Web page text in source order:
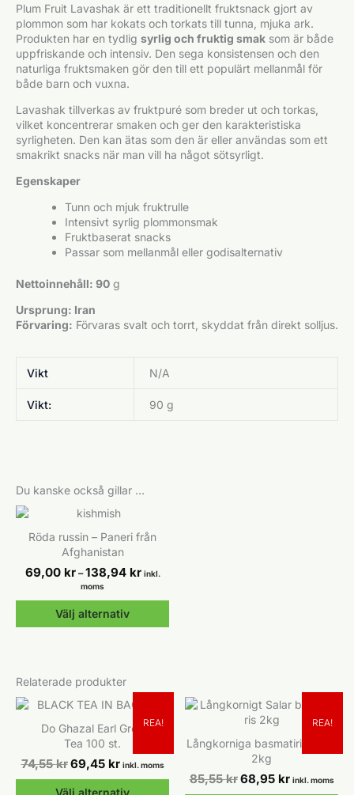
Plum Fruit Lavashak är ett traditionellt fruktsnack gjort av
plommon som har kokats och torkats till tunna, mjuka ark.
Produkten har en tydlig syrlig och fruktig smak som är både
uppfriskande och intensiv. Den sega konsistensen och den
naturliga fruktsmaken gör den till ett populärt mellanmål för
både barn och vuxna.
Lavashak tillverkas av fruktpuré som breder ut och torkas,
vilket koncentrerar smaken och ger den karakteristiska
syrligheten. Den kan ätas som den är eller användas som ett
smakrikt snacks när man vill ha något sötsyrligt.
Egenskaper
Tunn och mjuk fruktrulle
Intensivt syrlig plommonsmak
Fruktbaserat snacks
Passar som mellanmål eller godisalternativ
Nettoinnehåll: 90 g
Ursprung: Iran
Förvaring: Förvaras svalt och torrt, skyddat från direkt solljus.
Vikt N/A
Vikt: 90 g
Du kanske också gillar …
Röda russin – Paneri från
Afghanistan
69,00 kr – 138,94 krPrisintervall:
inkl.
moms
Välj alternativ
har
flera
De
olika
alternativen
kan
Relaterade produkter
REA!
Do Ghazal Earl Grey
Tea 100 st.
74,55kr Det
ursprungliga
priset
69,45 krDet
priset
inkl. moms
REA!
Långkorniga basmatiris Salar
2kg
85,55kr Det
ursprungliga
68,95 krDet
inkl. moms